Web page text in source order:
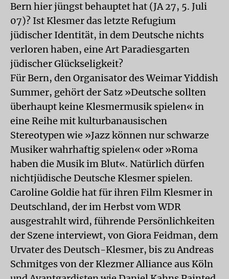
Bern hier jüngst behauptet hat (JA 27, 5. Juli
07)? Ist Klesmer das letzte Refugium
jüdischer Identität, in dem Deutsche nichts
verloren haben, eine Art Paradiesgarten
jüdischer Glückseligkeit?
Für Bern, den Organisator des Weimar Yiddish
Summer, gehört der Satz »Deutsche sollten
überhaupt keine Klesmermusik spielen« in
eine Reihe mit kulturbanausischen
Stereotypen wie »Jazz können nur schwarze
Musiker wahrhaftig spielen« oder »Roma
haben die Musik im Blut«. Natürlich dürfen
nichtjüdische Deutsche Klesmer spielen.
Caroline Goldie hat für ihren Film Klesmer in
Deutschland, der im Herbst vom WDR
ausgestrahlt wird, führende Persönlichkeiten
der Szene interviewt, von Giora Feidman, dem
Urvater des Deutsch-Klesmer, bis zu Andreas
Schmitges von der Klezmer Alliance aus Köln